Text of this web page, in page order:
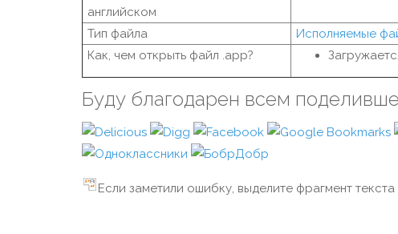
английском
Тип файла
Исполняемые
Как, чем открыть файл .app?
Буду благодарен всем
Если заметили ошибку, выделите фрагмент